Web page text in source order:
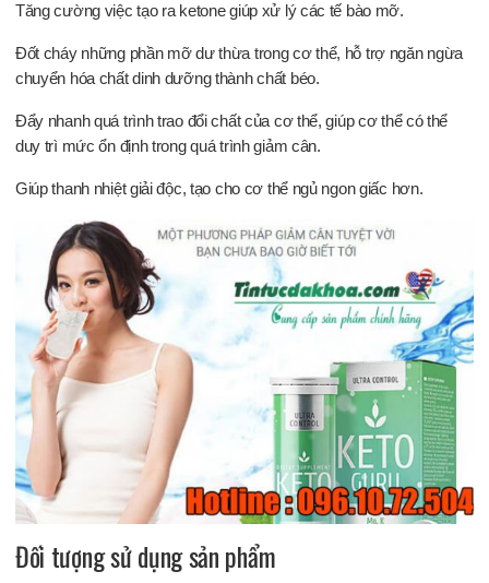
Tăng cường việc tạo ra ketone giúp xử lý các tế bào mỡ.
Đốt cháy những phần mỡ dư thừa trong cơ thể, hỗ trợ ngăn ngừa
chuyển hóa chất dinh dưỡng thành chất béo.
Đẩy nhanh quá trình trao đổi chất của cơ thể, giúp cơ thể có thể
duy trì mức ổn định trong quá trình giảm cân.
Giúp thanh nhiệt giải độc, tạo cho cơ thể ngủ ngon giấc hơn.
Đối tượng sử dụng sản phẩm